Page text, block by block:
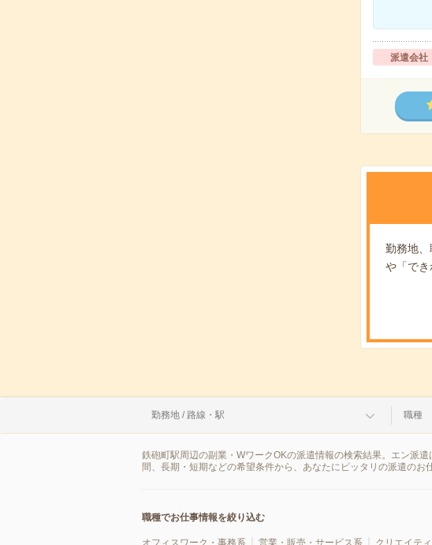
派遣会社
勤務地、
や「で
勤務地 / 路線・駅 職種
鉄砲町駅周辺の副業・WワークOKの派遣情報の検索結果。エン派
間、長期・短期などの希望条件から、あなたにピッタリの派遣のお
職種でお仕事情報を絞り込む
オフィスワーク・事務系 営業・販売・サービス系 クリエイテ